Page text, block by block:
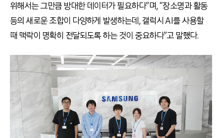
위해서는 그만큼 방대한 데이터가 필요하다”며, “장소명과 활동
등의 새로운 조합이 다양하게 발생하는데, 갤럭시 AI를 사용할
때 맥락이 명확히 전달되도록 하는 것이 중요하다”고 말했다.